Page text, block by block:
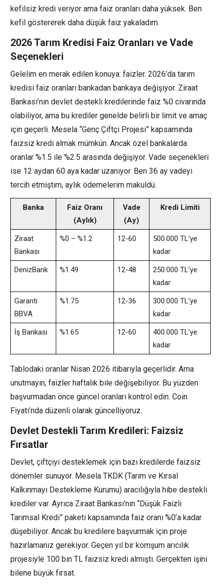
kefilsiz kredi veriyor ama faiz oranları daha yüksek. Ben
kefil göstererek daha düşük faiz yakaladım.
2026 Tarım Kredisi Faiz Oranları ve Vade
Seçenekleri
Gelelim en merak edilen konuya: faizler. 2026’da tarım
kredisi faiz oranları bankadan bankaya değişiyor. Ziraat
Bankası’nın devlet destekli kredilerinde faiz %0 civarında
olabiliyor, ama bu krediler genelde belirli bir limit ve amaç
için geçerli. Mesela “Genç Çiftçi Projesi” kapsamında
faizsiz kredi almak mümkün. Ancak özel bankalarda
oranlar %1.5 ile %2.5 arasında değişiyor. Vade seçenekleri
ise 12 aydan 60 aya kadar uzanıyor. Ben 36 ay vadeyi
tercih etmiştim, aylık ödemelerim makuldü.
Banka
Faiz Oranı
(Aylık)
Vade
(Ay)
Kredi Limiti
Ziraat
Bankası
%0 – %1.2 12-60
500.000 TL’ye
kadar
DenizBank %1.49 12-48
250.000 TL’ye
kadar
Garanti
BBVA
%1.75 12-36
300.000 TL’ye
kadar
İş Bankası %1.65 12-60
400.000 TL’ye
kadar
Tablodaki oranlar Nisan 2026 itibarıyla geçerlidir. Ama
unutmayın, faizler haftalık bile değişebiliyor. Bu yüzden
başvurmadan önce güncel oranları kontrol edin. Coin
Fiyatı’nda düzenli olarak güncelliyoruz.
Devlet Destekli Tarım Kredileri: Faizsiz
Fırsatlar
Devlet, çiftçiyi desteklemek için bazı kredilerde faizsiz
dönemler sunuyor. Mesela TKDK (Tarım ve Kırsal
Kalkınmayı Destekleme Kurumu) aracılığıyla hibe destekli
krediler var. Ayrıca Ziraat Bankası’nın “Düşük Faizli
Tarımsal Kredi” paketi kapsamında faiz oranı %0’a kadar
düşebiliyor. Ancak bu kredilere başvurmak için proje
hazırlamanız gerekiyor. Geçen yıl bir komşum arıcılık
projesiyle 100 bin TL faizsiz kredi almıştı. Gerçekten işini
bilene büyük fırsat.